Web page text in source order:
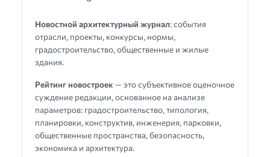
Новостной архитектурный журнал: события
отрасли, проекты, конкурсы, нормы,
градостроительство, общественные и жилые
здания.
Рейтинг новостроек — это субъективное оценочное
суждение редакции, основанное на анализе
параметров: градостроительство, типология,
планировки, конструктив, инженерия, парковки,
общественные пространства, безопасность,
экономика и архитектура.